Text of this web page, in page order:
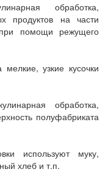
обработка,
продуктов на части
помощи режущего
узкие кусочки
обработка,
полуфабриката
используют муку,
хлеб и т.п.